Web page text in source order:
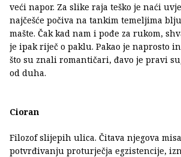
veći napor. Za slike raja teško je naći
najčešće počiva na tankim temeljima
mašte. Čak kad nam i pođe za rukom,
je ipak riječ o paklu. Pakao je naprosto
što su znali romantičari, đavo je pravi
od duha.
Cioran
Filozof slijepih ulica. Čitava njegova
potvrđivanju proturječja egzistencije,